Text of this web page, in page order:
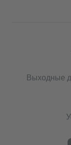
Выходные